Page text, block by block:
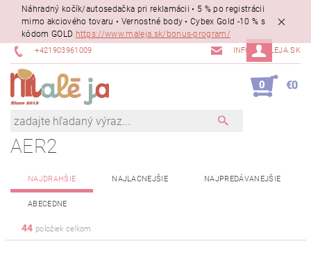
Náhradný kočík/autosedačka pri reklamácii • 5 % po registrácii
mimo akciového tovaru • Vernostné body • Cybex Gold -10 % s
kódom GOLD https://www.maleja.sk/bonus-program/
+421903961009 INFO@MALEJA.SK
0 €0
AER2
NAJDRAHŠIE NAJLACNEJŠIE NAJPREDÁVANEJŠIE
ABECEDNE
44 položiek celkom